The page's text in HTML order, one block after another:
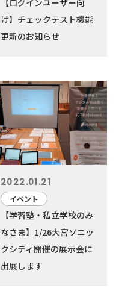
【ログインユーザー向
け】チェックテスト機能
更新のお知らせ
2022.01.21
イベント
【学習塾・私立学校のみ
なさま】1/26大宮ソニッ
クシティ開催の展示会に
出展します